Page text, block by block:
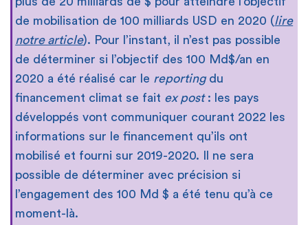
de mobilisation de 100 milliards USD en 2020 (lire
notre article). Pour l’instant, il n’est pas possible
de déterminer si l’objectif des 100 Md$/an en
2020 a été réalisé car le reportingdu
financement climat se fait ex post: les pays
développés vont communiquer courant 2022 les
informations sur le financement qu’ils ont
mobilisé et fourni sur 2019-2020. Il ne sera
possible de déterminer avec précision si
l’engagement des 100 Md $ a été tenu qu’à ce
moment-là.